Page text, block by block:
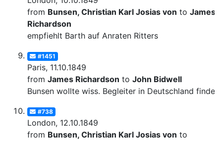
from Bunsen, Christian Karl Josias von to James
Richardson
empfiehlt Barth auf Anraten Ritters
#1451
Paris, 11.10.1849
from James Richardson to John Bidwell
Bunsen wollte wiss. Begleiter in Deutschland finden.
#738
London, 12.10.1849
from Bunsen, Christian Karl Josias von to